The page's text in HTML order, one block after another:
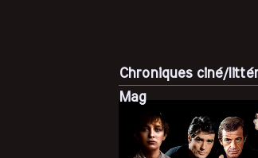
Chroniques ciné/
Mag